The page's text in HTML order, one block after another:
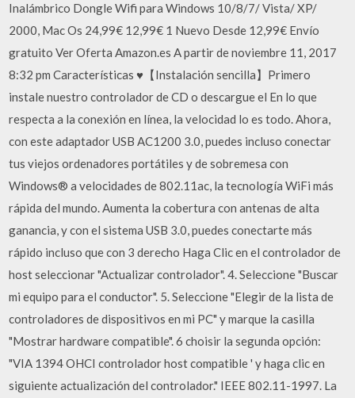
Inalámbrico Dongle Wifi para Windows 10/8/7/ Vista/ XP/
2000, Mac Os 24,99€ 12,99€ 1 Nuevo Desde 12,99€ Envío
gratuito Ver Oferta Amazon.es A partir de noviembre 11, 2017
8:32 pm Características ♥【Instalación sencilla】Primero
instale nuestro controlador de CD o descargue el En lo que
respecta a la conexión en línea, la velocidad lo es todo. Ahora,
con este adaptador USB AC1200 3.0, puedes incluso conectar
tus viejos ordenadores portátiles y de sobremesa con
Windows® a velocidades de 802.11ac, la tecnología WiFi más
rápida del mundo. Aumenta la cobertura con antenas de alta
ganancia, y con el sistema USB 3.0, puedes conectarte más
rápido incluso que con 3 derecho Haga Clic en el controlador de
host seleccionar "Actualizar controlador". 4. Seleccione "Buscar
mi equipo para el conductor". 5. Seleccione "Elegir de la lista de
controladores de dispositivos en mi PC" y marque la casilla
"Mostrar hardware compatible". 6 choisir la segunda opción:
"VIA 1394 OHCI controlador host compatible ' y haga clic en
siguiente actualización del controlador." IEEE 802.11-1997. La